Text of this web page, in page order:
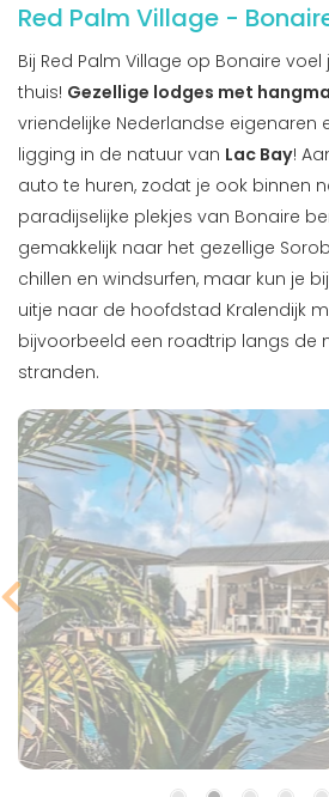
Red Palm Village -
Bij Red Palm Village op Bonaire
thuis! Gezellige lodges met
vriendelijke Nederlandse eigenaren
ligging in de natuur van Lac Bay!
auto te huren, zodat je ook binnen
paradijselijke plekjes van Bonaire
gemakkelijk naar het gezellige
chillen en windsurfen, maar kun je
uitje naar de hoofdstad Kralendijk
bijvoorbeeld een roadtrip langs de
stranden.